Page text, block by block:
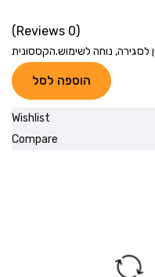
(0 Reviews)
לסגירה, נוחה לשימוש.הקססונית
הוספה לסל
Wishlist
Compare